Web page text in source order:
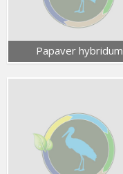
Papaver hybridum